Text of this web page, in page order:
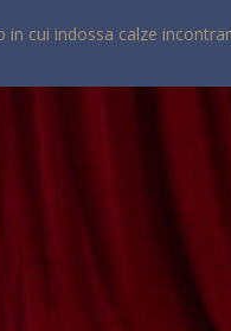
cui indossa calze